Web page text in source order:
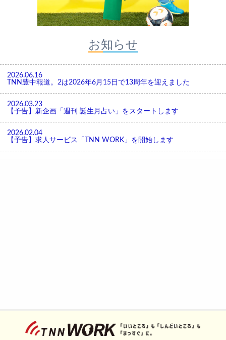
お知らせ
2026.06.16
TNN豊中報道。2は2026年6月15日で13周年を迎えました
2026.03.23
【予告】新企画「週刊 誕生月占い」をスタートします
2026.02.04
【予告】求人サービス「TNN WORK」を開始します